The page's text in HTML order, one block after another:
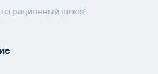
шлюз"